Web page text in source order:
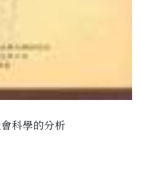
科學的分析